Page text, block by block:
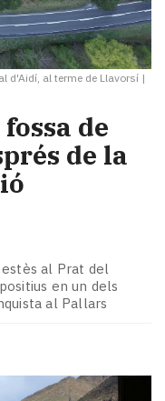
d'Aidí, al terme de Llavorsí |
de
de la
al Prat del
en un dels
al Pallars